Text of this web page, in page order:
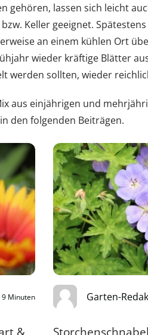
gehören, lassen sich leicht
Keller geeignet.
an einem kühlen Ort
wieder kräftige Blätter
werden sollten, wieder
aus einjährigen und
den folgenden Beiträgen.
9 Minuten Garten-